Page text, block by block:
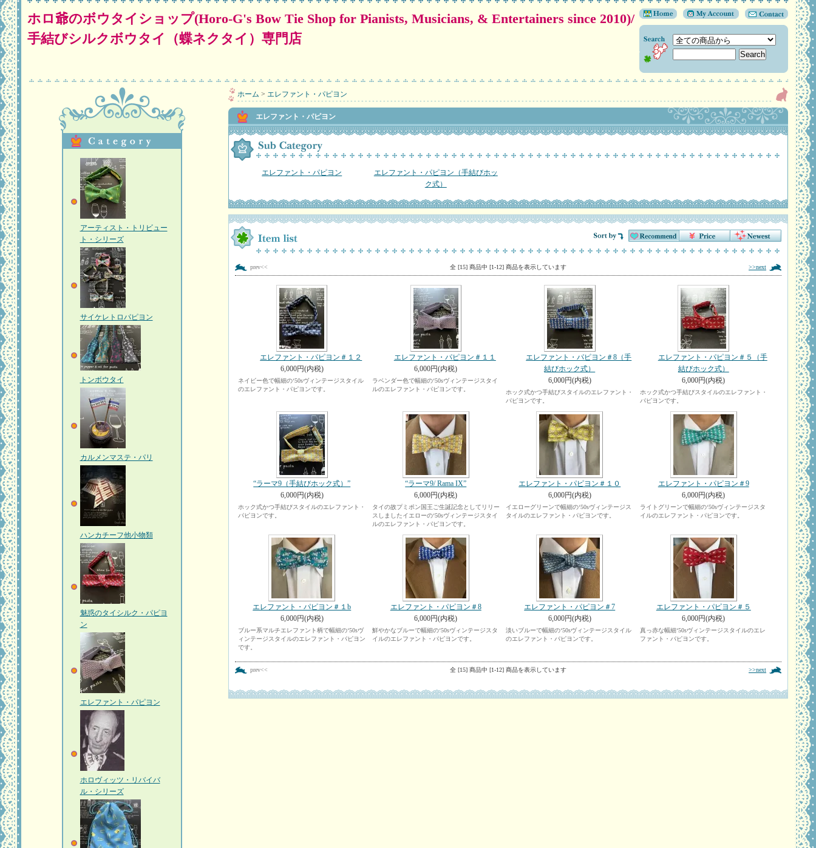
ホロ爺のボウタイショップ(Horo-G's Bow Tie Shop for Pianists, Musicians, & Entertainers since 2010)/
手結びシルクボウタイ（蝶ネクタイ）専門店
アーティスト・トリビュー
ト・シリーズ
サイケレトロパピヨン
トンボウタイ
カルメンマステ・パリ
ハンカチーフ他小物類
魅惑のタイシルク・パピヨ
ン
エレファント・パピヨン
ホロヴィッツ・リバイバ
ル・シリーズ
ホーム > エレファント・パピヨン
エレファント・パピヨン
エレファント・パピヨン
エレファント・パピヨン（手結びホッ
ク式）
prev<< 全 [15] 商品中 [1-12] 商品を表示しています >>next
エレファント・パピヨン＃１２
6,000円(内税)
ネイビー色で幅細の‘50sヴィンテージスタイル
のエレファント・パピヨンです。
エレファント・パピヨン＃１１
6,000円(内税)
ラベンダー色で幅細の‘50sヴィンテージスタイ
ルのエレファント・パピヨンです。
エレファント・パピヨン＃8（手
結びホック式）
6,000円(内税)
ホック式かつ手結びスタイルのエレファント・
パピヨンです。
エレファント・パピヨン＃５（手
結びホック式）
6,000円(内税)
ホック式かつ手結びスタイルのエレファント・
パピヨンです。
“ラーマ9（手結びホック式）”
6,000円(内税)
ホック式かつ手結びスタイルのエレファント・
パピヨンです。
“ラーマ9/ Rama IX”
6,000円(内税)
タイの故プミポン国王ご生誕記念としてリリー
スしましたイエローの‘50sヴィンテージスタイ
ルのエレファント・パピヨンです。
エレファント・パピヨン＃１０
6,000円(内税)
イエローグリーンで幅細の‘50sヴィンテージス
タイルのエレファント・パピヨンです。
エレファント・パピヨン＃9
6,000円(内税)
ライトグリーンで幅細の‘50sヴィンテージスタ
イルのエレファント・パピヨンです。
エレファント・パピヨン＃１b
6,000円(内税)
ブルー系マルチエレファント柄で幅細の‘50sヴ
ィンテージスタイルのエレファント・パピヨン
です。
エレファント・パピヨン＃8
6,000円(内税)
鮮やかなブルーで幅細の‘50sヴィンテージスタ
イルのエレファント・パピヨンです。
エレファント・パピヨン＃7
6,000円(内税)
淡いブルーで幅細の‘50sヴィンテージスタイル
のエレファント・パピヨンです。
エレファント・パピヨン＃５
6,000円(内税)
真っ赤な幅細‘50sヴィンテージスタイルのエレ
ファント・パピヨンです。
prev<< 全 [15] 商品中 [1-12] 商品を表示しています >>next